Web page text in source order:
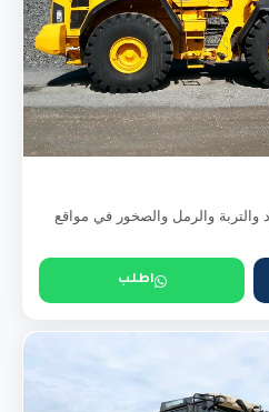
والتربة والرمل والصخور في مواقع
اطلب